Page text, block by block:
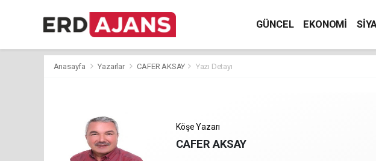
GÜNCEL EKONOMİ
Anasayfa Yazarlar CAFER AKSAY Yazı Detayı
Köşe Yazarı
CAFER AKSAY